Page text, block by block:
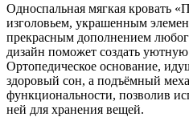
Односпальная мягкая кровать
изголовьем, украшенным
прекрасным дополнением
дизайн поможет создать
Ортопедическое основание,
здоровый сон, а подъёмный
функциональности, позволив
ней для хранения вещей.